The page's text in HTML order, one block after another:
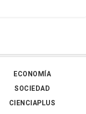
ECONOMÍA
SOCIEDAD
CIENCIAPLUS